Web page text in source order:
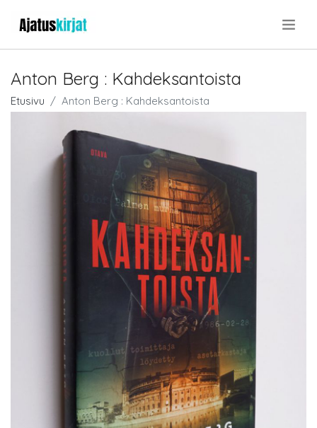
Anton Berg : Kahdeksantoista
Etusivu Anton Berg : Kahdeksantoista